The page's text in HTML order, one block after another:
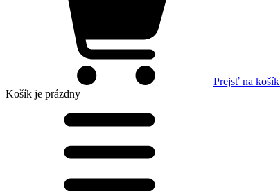
Prejsť na košík
Košík je prázdny